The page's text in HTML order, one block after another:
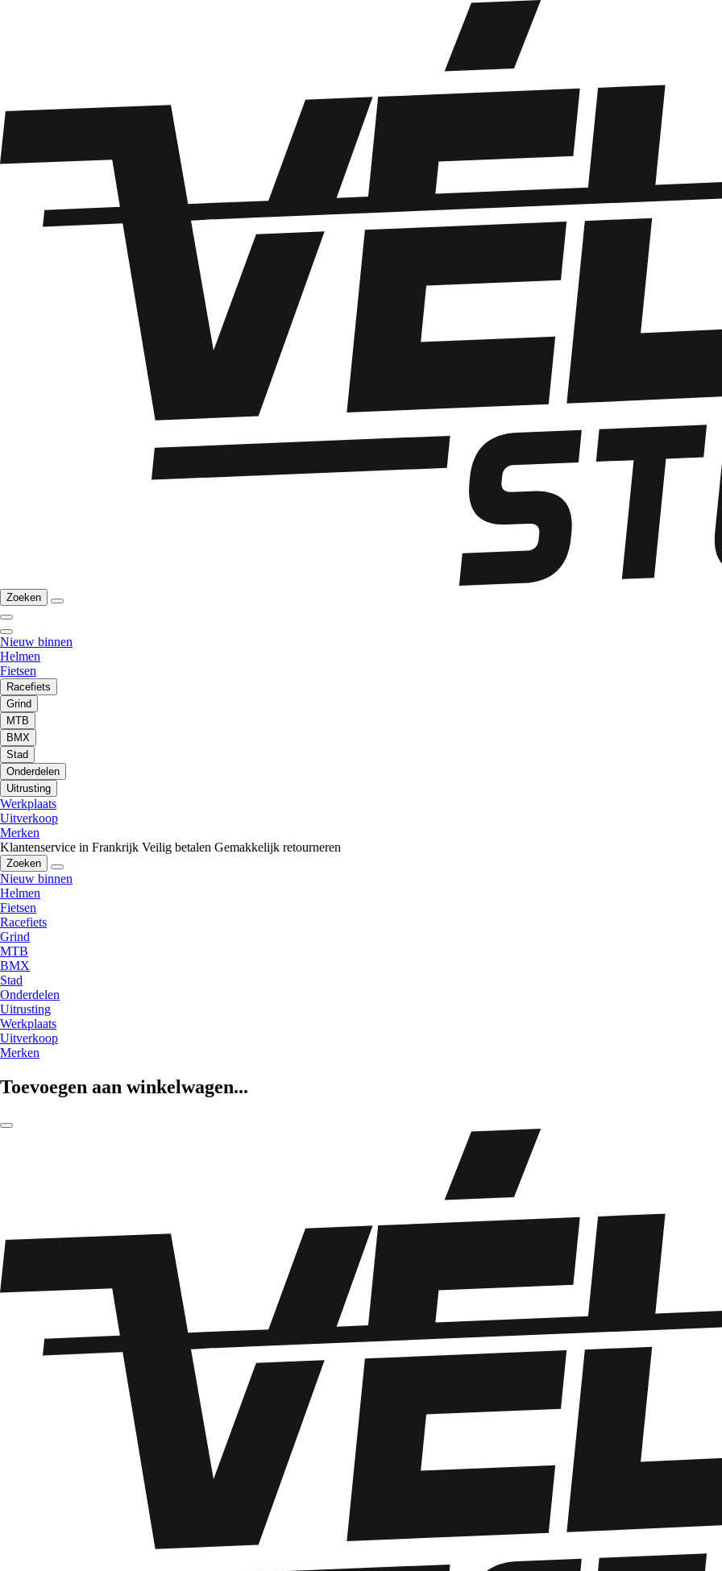
Zoeken
Nieuw binnen
Helmen
Fietsen
Racefiets
Grind
MTB
BMX
Stad
Onderdelen
Uitrusting
Werkplaats
Uitverkoop
Merken
Klantenservice in Frankrijk Veilig betalen Gemakkelijk retourneren
Zoeken
Nieuw binnen
Helmen
Fietsen
Racefiets
Grind
MTB
BMX
Stad
Onderdelen
Uitrusting
Werkplaats
Uitverkoop
Merken
Toevoegen aan winkelwagen...